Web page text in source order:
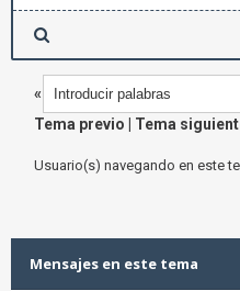
«
Tema previo
Tema
Usuario(s) navegando en este
Mensajes en este tema